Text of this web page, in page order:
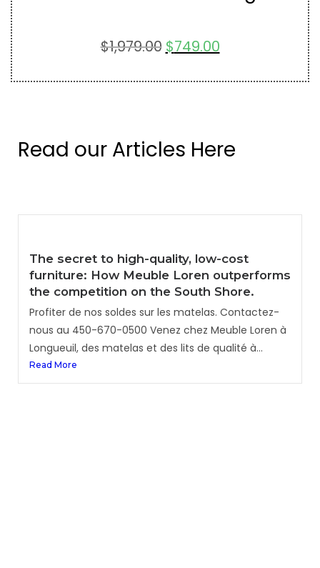
$1,979.00 $749.00
Read our Articles Here
The secret to high-quality, low-cost
furniture: How Meuble Loren outperforms
the competition on the South Shore.
Profiter de nos soldes sur les matelas. Contactez-
nous au 450-670-0500 Venez chez Meuble Loren à
Longueuil, des matelas et des lits de qualité à...
Read More